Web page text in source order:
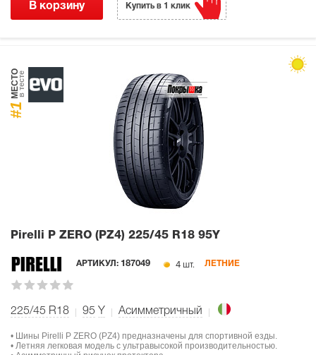
В корзину Купить в 1 клик
#1
МЕСТОв тесте
Pirelli P ZERO (PZ4) 225/45 R18 95Y
АРТИКУЛ: 187049 4 шт. ЛЕТНИЕ
225/45 R18 95 Y Асимметричный
• Шины Pirelli P ZERO (PZ4) предназначены для спортивной езды.
• Летняя легковая модель с ультравысокой производительностью.